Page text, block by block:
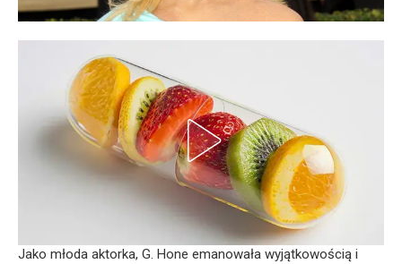
Jako młoda aktorka, G. Hone emanowała wyjątkowością i